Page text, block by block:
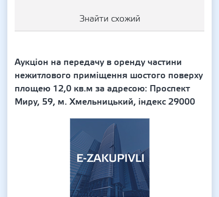
Знайти схожий
Аукціон на передачу в оренду частини
нежитлового приміщення шостого поверху
площею 12,0 кв.м за адресою: Проспект
Миру, 59, м. Хмельницький, індекс 29000